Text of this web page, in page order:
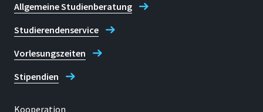
Prof. Dr. Margit Schulze
Prof. Dr. Christopher Volk
Prof. Dr. Steffen Witzleben
Dr. Katrin Richter
Allgemeine Studienberatung
Studierendenservice
Vorlesungszeiten
Stipendien
Kooperation